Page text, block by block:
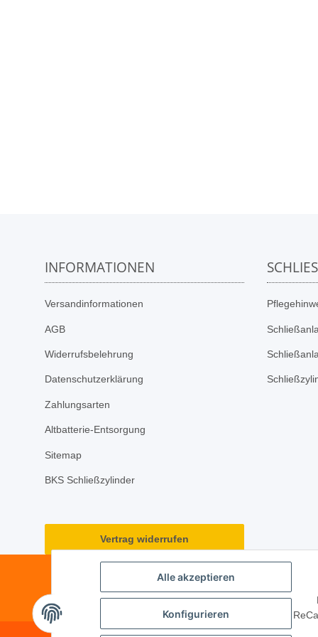
INFORMATIONEN
Versandinformationen
AGB
Widerrufsbelehrung
Datenschutzerklärung
Zahlungsarten
Altbatterie-Entsorgung
Sitemap
BKS Schließzylinder
Vertrag widerrufen
Alle akzeptieren
Konfigurieren